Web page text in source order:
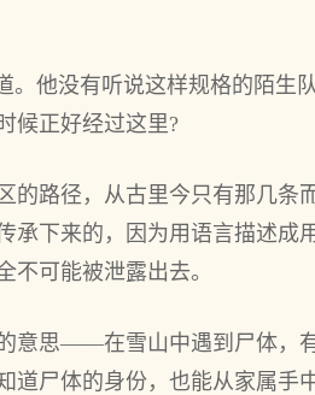
他没有听说这样规格的陌生
候正好经过这里?
路径，从古里今只有那几条
下来的，因为用语言描述成
不可能被泄露出去。
意思——在雪山中遇到尸体，
尸体的身份，也能从家属手